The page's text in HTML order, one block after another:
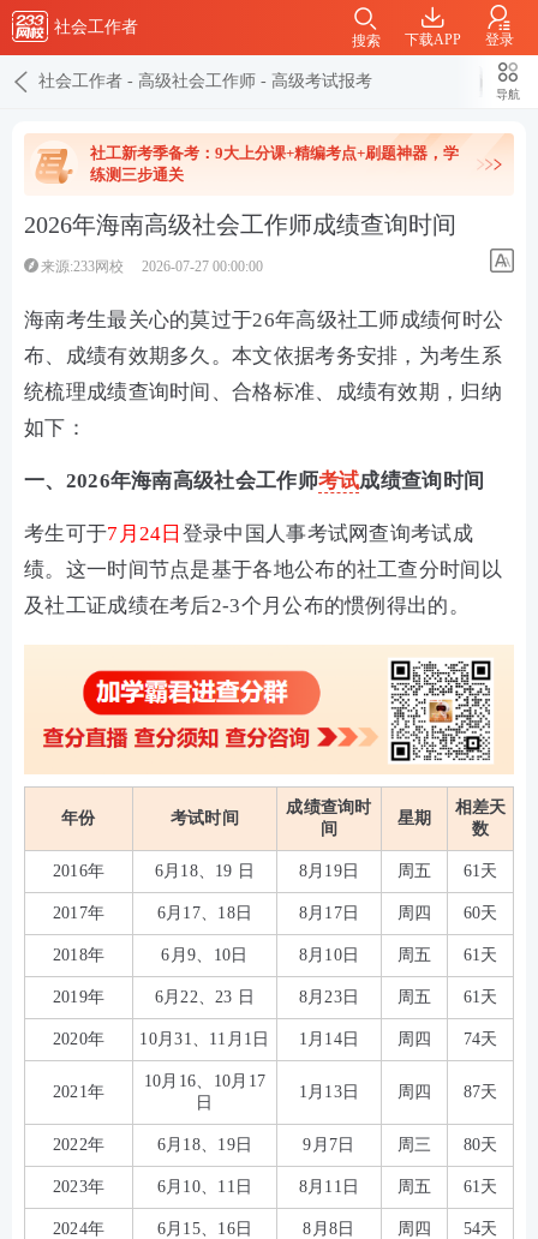
社会工作者
下载APP 登录
搜索
社会工作者 - 高级社会工作师 - 高级考试报考
导航
社工新考季备考：9大上分课+精编考点+刷题神器，学
练测三步通关
2026年海南高级社会工作师成绩查询时间
来源:233网校 2026-07-27 00:00:00
海南考生最关心的莫过于26年高级社工师成绩何时公
布、成绩有效期多久。本文依据考务安排，为考生系
统梳理成绩查询时间、合格标准、成绩有效期，归纳
如下：
一、2026年海南高级社会工作师考试成绩查询时间
考生可于7月24日 登录中国人事考试网查询考试成
绩。这一时间节点是基于各地公布的社工查分时间以
及社工证成绩在考后2-3个月公布的惯例得出的。
年份 考试时间
成绩查询时
间
星期
相差天
数
2016年 6月18、19 日 8月19日 周五 61天
2017年 6月17、18日 8月17日 周四 60天
2018年 6月9、10日 8月10日 周五 61天
2019年 6月22、23 日 8月23日 周五 61天
2020年 10月31、11月1日 1月14日 周四 74天
2021年
10月16、10月17
日
1月13日 周四 87天
2022年 6月18、19日 9月7日 周三 80天
2023年 6月10、11日 8月11日 周五 61天
2024年 6月15、16日 8月8日 周四 54天